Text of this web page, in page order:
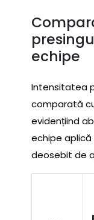
echipe
Intensitatea
comparată
evidențiind
echipe aplică
deosebit de